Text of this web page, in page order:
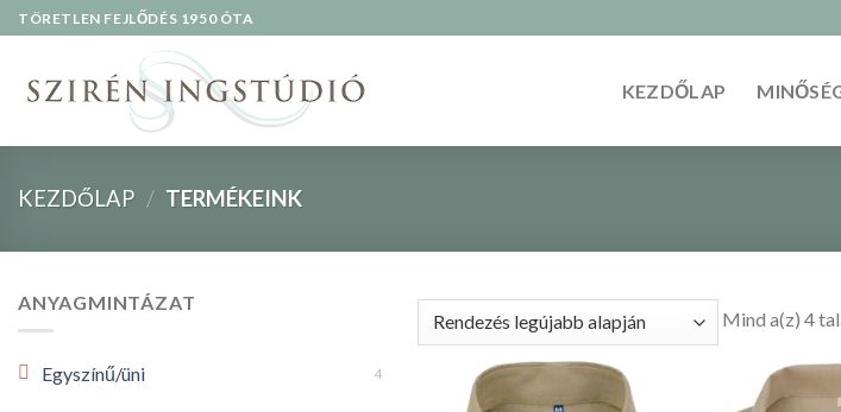
Skip
to
TÖRETLEN FEJLŐDÉS 1950 ÓTA
KEZDŐLAP
KEZDŐLAP / TERMÉKEINK
ANYAGMINTÁZAT
Egyszínű/üni 4
Mind a(z) 4